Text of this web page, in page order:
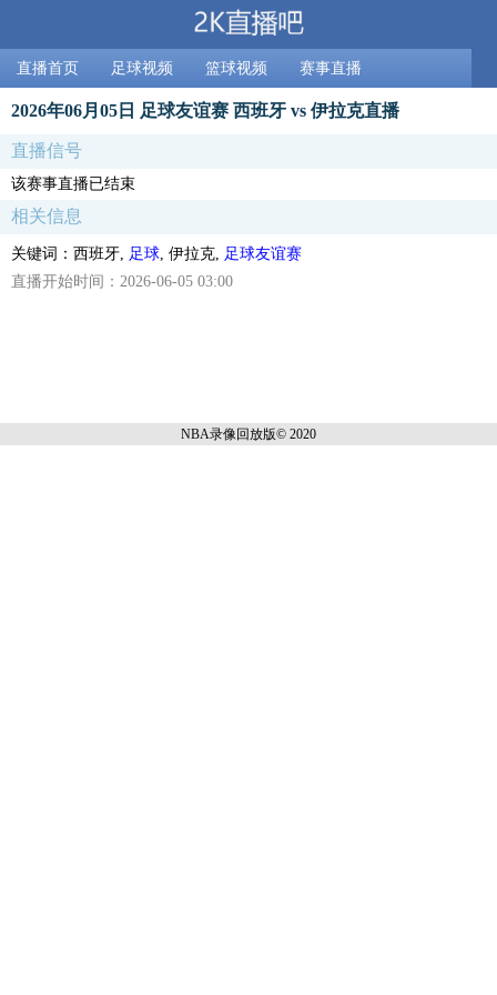
直播首页 足球视频 篮球视频 赛事直播
2026年06月05日 足球友谊赛 西班牙 vs 伊拉克直播
直播信号
该赛事直播已结束
相关信息
关键词：西班牙, 足球 , 伊拉克,
足球友谊赛
直播开始时间：2026-06-05 03:00
NBA录像回放版© 2020